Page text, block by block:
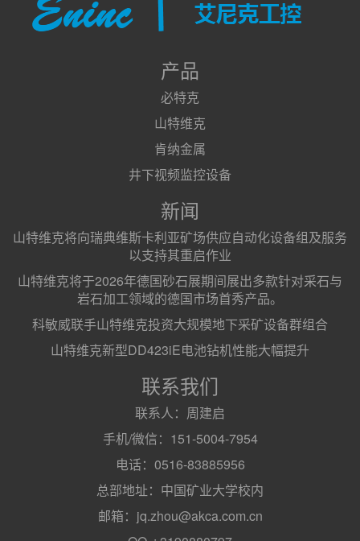
产品
必特克
山特维克
肯纳金属
井下视频监控设备
新闻
山特维克将向瑞典维斯卡利亚矿场供应自动化设备组及服务
以支持其重启作业
山特维克将于2026年德国砂石展期间展出多款针对采石与
岩石加工领域的德国市场首秀产品。
科敏威联手山特维克投资大规模地下采矿设备群组合
山特维克新型DD423iE电池钻机性能大幅提升
联系我们
联系人：周建启
手机/微信：151-5004-7954
电话：0516-83885956
总部地址：中国矿业大学校内
邮箱：jq.zhou@akca.com.cn